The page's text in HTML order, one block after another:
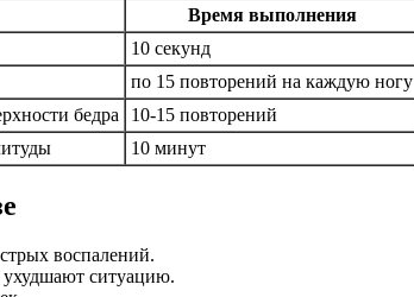
Время выполнения
10 секунд
по 15 повторений на каждую ногу
бедра 10-15 повторений
10 минут
воспалений.
ситуацию.